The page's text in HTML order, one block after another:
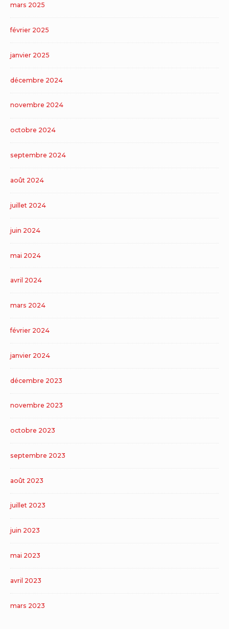
mars 2025
février 2025
janvier 2025
décembre 2024
novembre 2024
octobre 2024
septembre 2024
août 2024
juillet 2024
juin 2024
mai 2024
avril 2024
mars 2024
février 2024
janvier 2024
décembre 2023
novembre 2023
octobre 2023
septembre 2023
août 2023
juillet 2023
juin 2023
mai 2023
avril 2023
mars 2023